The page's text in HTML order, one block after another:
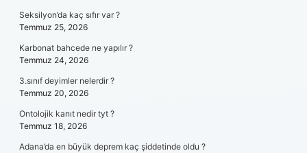
Seksilyon’da kaç sıfır var ?
Temmuz 25, 2026
Karbonat bahcede ne yapılır ?
Temmuz 24, 2026
3.sınıf deyimler nelerdir ?
Temmuz 20, 2026
Ontolojik kanıt nedir tyt ?
Temmuz 18, 2026
Adana’da en büyük deprem kaç şiddetinde oldu ?